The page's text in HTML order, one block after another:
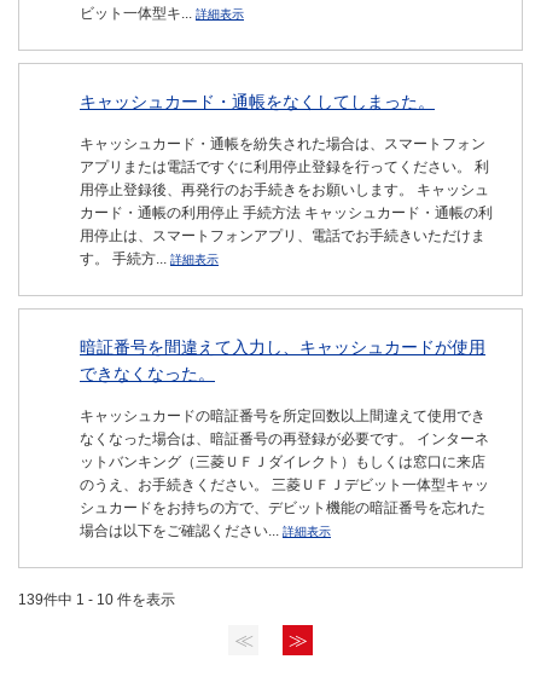
ビット一体型キ... 詳細表示
キャッシュカード・通帳をなくしてしまった。
キャッシュカード・通帳を紛失された場合は、スマートフォン
アプリまたは電話ですぐに利用停止登録を行ってください。 利
用停止登録後、再発行のお手続きをお願いします。 キャッシュ
カード・通帳の利用停止 手続方法 キャッシュカード・通帳の利
用停止は、スマートフォンアプリ、電話でお手続きいただけま
す。 手続方... 詳細表示
暗証番号を間違えて入力し、キャッシュカードが使用
できなくなった。
キャッシュカードの暗証番号を所定回数以上間違えて使用でき
なくなった場合は、暗証番号の再登録が必要です。 インターネ
ットバンキング（三菱ＵＦＪダイレクト）もしくは窓口に来店
のうえ、お手続きください。 三菱ＵＦＪデビット一体型キャッ
シュカードをお持ちの方で、デビット機能の暗証番号を忘れた
場合は以下をご確認ください... 詳細表示
139件中 1 - 10 件を表示
≪ ≫